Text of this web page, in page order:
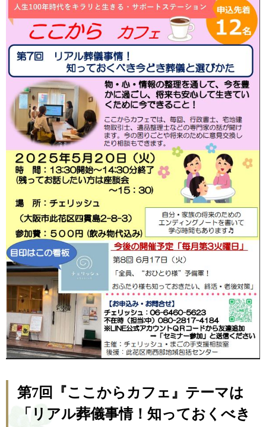
第7回『ここからカフェ』テーマは
「リアル葬儀事情！知っておくべき